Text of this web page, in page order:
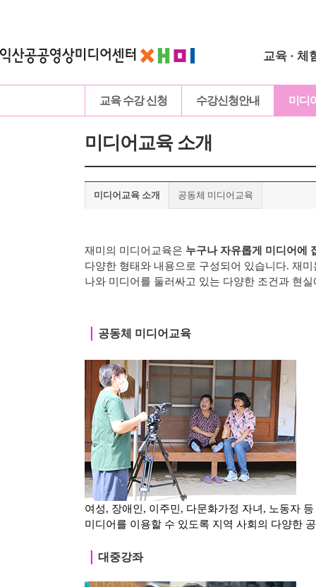
교육 · 체
교육 수강 신청 수강신청안내 미디
미디어교육 소개
미디어교육 소개 공동체 미디어교육
재미의 미디어교육은 누구나 자유롭게 미디어에
다양한 형태와 내용으로 구성되어 있습니다. 재미
나와 미디어를 둘러싸고 있는 다양한 조건과 현
공동체 미디어교육
여성, 장애인, 이주민, 다문화가정 자녀, 노동자 등
미디어를 이용할 수 있도록 지역 사회의 다양한
대중강좌